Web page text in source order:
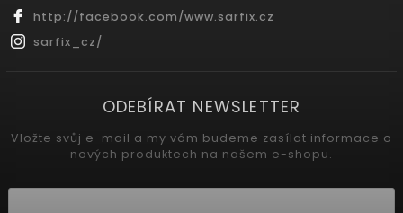
http://facebook.com/www.sarfix.cz
sarfix_cz/
ODEBÍRAT NEWSLETTER
Vložte svůj e-mail a my vám budeme zasílat informace o
nových produktech na našem e-shopu.